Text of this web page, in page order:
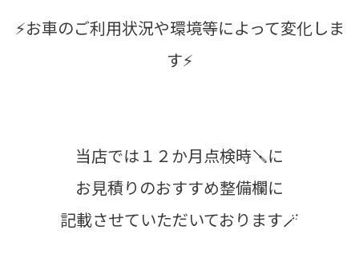
⚡お車のご利用状況や環境等によって変化しま
す⚡
当店では１２か月点検時🪛に
お見積りのおすすめ整備欄に
記載させていただいております🪄